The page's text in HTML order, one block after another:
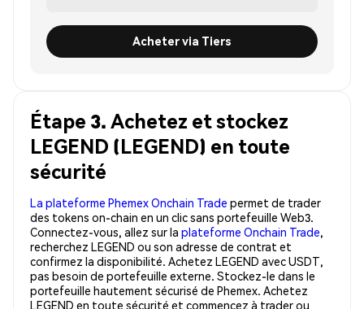
Acheter via Tiers
Étape 3. Achetez et stockez
LEGEND (LEGEND) en toute
sécurité
La plateforme Phemex Onchain Trade permet de trader
des tokens on-chain en un clic sans portefeuille Web3.
Connectez-vous, allez sur la plateforme Onchain Trade,
recherchez LEGEND ou son adresse de contrat et
confirmez la disponibilité. Achetez LEGEND avec USDT,
pas besoin de portefeuille externe. Stockez-le dans le
portefeuille hautement sécurisé de Phemex. Achetez
LEGEND en toute sécurité et commencez à trader ou